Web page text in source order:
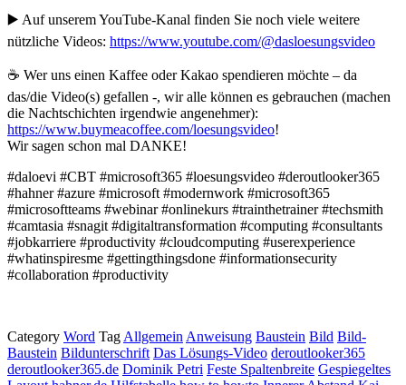
▶️ Auf unserem YouTube-Kanal finden Sie noch viele weitere
nützliche Videos: https://www.youtube.com/@dasloesungsvideo
☕ Wer uns einen Kaffee oder Kakao spendieren möchte – da
das/die Video(s) gefallen -, wir alle können es gebrauchen (machen
die Nachtschichten irgendwie angenehmer):
https://www.buymeacoffee.com/loesungsvideo!
Wir sagen schon mal DANKE!
#daloevi #CBT #microsoft365 #loesungsvideo #deroutlooker365
#hahner #azure #microsoft #modernwork #microsoft365
#microsoftteams #webinar #onlinekurs #trainthetrainer #techsmith
#camtasia #snagit #digitaltransformation #computing #consultants
#jobkarriere #productivity #cloudcomputing #userexperience
#whatinspiresme #gettingthingsdone #informationsecurity
#collaboration #productivity
Category Word Tag Allgemein Anweisung Baustein Bild Bild-
Baustein Bildunterschrift Das Lösungs-Video deroutlooker365
deroutlooker365.de Dominik Petri Feste Spaltenbreite Gespiegeltes